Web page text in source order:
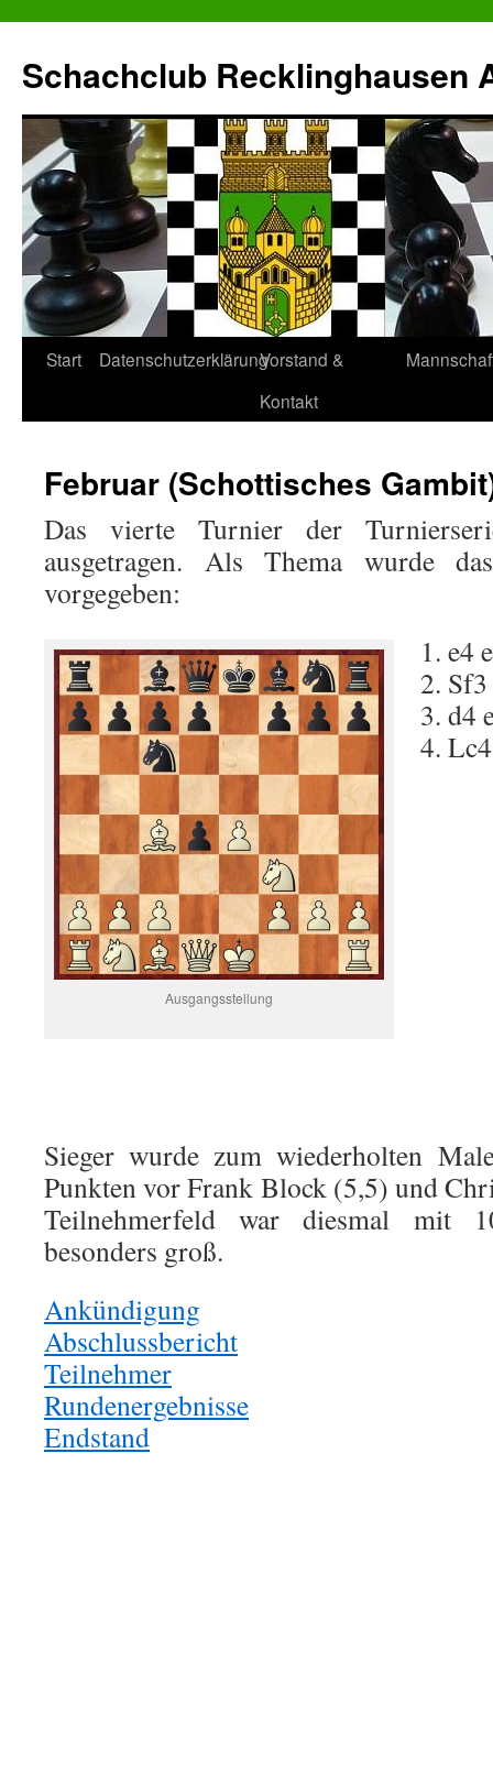
springen
Schachclub Recklinghausen
Start DatenschutzerklärungVorstand &
Kontakt
Februar (Schottisches
Das vierte Turnier der
ausgetragen. Als Thema wurde
vorgegeben:
Ausgangsstellung
1. e4
2.
3. d4
4. Lc4
Sieger wurde zum wiederholten
Punkten vor Frank Block (5,5) und
Teilnehmerfeld war diesmal mit
besonders groß.
Ankündigung
Abschlussbericht
Teilnehmer
Rundenergebnisse
Endstand